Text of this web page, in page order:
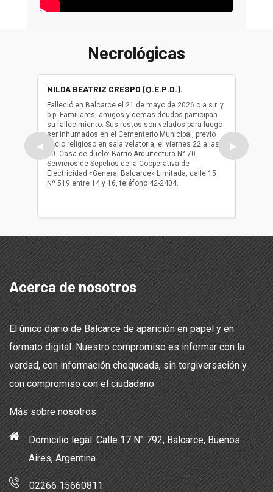
Necrológicas
◀
NILDA BEATRIZ CRESPO (Q.E.P.D.).
Falleció en Balcarce el 21 de mayo de 2026 c.a.s.r. y
b.p. Familiares, amigos y demas deudos participan
su fallecimiento. Sus restos son velados para luego
ser inhumados en el Cementerio Municipal, previo
oficio religioso en sala velatoria, el viernes 22 a las
10. Casa de duelo: Barrio Arquitectura N° 70.
Servicios de Sepelios de la Cooperativa de
Electricidad «General Balcarce» Limitada, calle 15
Nº 519 entre 14 y 16, teléfono 42-2404.
ser
oficio
▶
Acerca de nosotros
El único diario de Balcarce de aparición en papel y en
formato digital. Nuestro compromiso es informar con la
verdad, con información chequeada, sin tergiversación y
con compromiso con el ciudadano.
Más sobre nosotros
Domicilio legal: Calle 17 N° 792, Balcarce, Buenos
Aires, Argentina
02266 15660811